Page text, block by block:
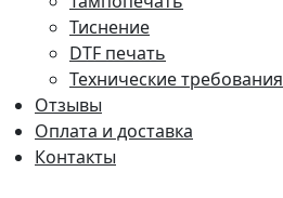
Тиснение
DTF печать
Технические требования
Отзывы
Оплата и доставка
Контакты